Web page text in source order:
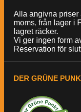
Alla angivna priser
moms, från lager i
lagret räcker.
Vi ger ingen form
Reservation för
DER GRÜNE